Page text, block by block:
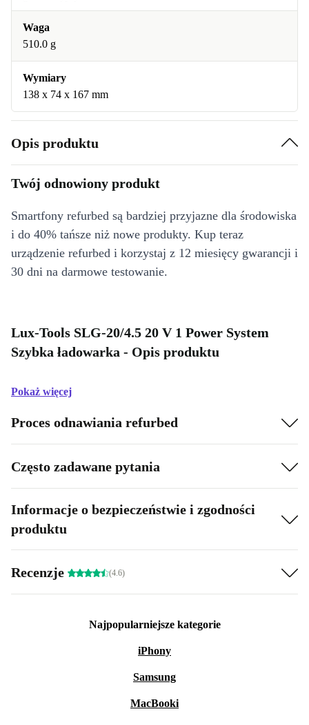
Waga
510.0 g
Wymiary
138 x 74 x 167 mm
Opis produktu
Twój odnowiony produkt
Smartfony refurbed są bardziej przyjazne dla środowiska
i do 40% tańsze niż nowe produkty. Kup teraz
urządzenie refurbed i korzystaj z 12 miesięcy gwarancji i
30 dni na darmowe testowanie.
Lux-Tools SLG-20/4.5 20 V 1 Power System
Szybka ładowarka - Opis produktu
Pokaż więcej
Proces odnawiania refurbed
Często zadawane pytania
Informacje o bezpieczeństwie i zgodności
produktu
Recenzje (4.6)
Najpopularniejsze kategorie
iPhony
Samsung
MacBooki